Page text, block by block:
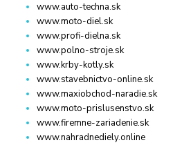
www.auto-techna.sk
www.moto-diel.sk
www.profi-dielna.sk
www.polno-stroje.sk
www.krby-kotly.sk
www.stavebnictvo-online.sk
www.maxiobchod-naradie.sk
www.moto-prislusenstvo.sk
www.firemne-zariadenie.sk
www.nahradnediely.online